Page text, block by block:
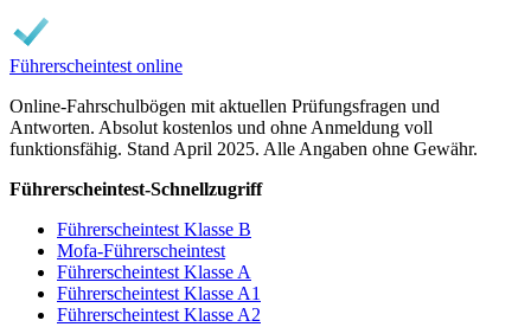
Führerscheintest online
Online-Fahrschulbögen mit aktuellen Prüfungsfragen und
Antworten. Absolut kostenlos und ohne Anmeldung voll
funktionsfähig. Stand April 2025. Alle Angaben ohne Gewähr.
Führerscheintest-Schnellzugriff
Führerscheintest Klasse B
Mofa-Führerscheintest
Führerscheintest Klasse A
Führerscheintest Klasse A1
Führerscheintest Klasse A2